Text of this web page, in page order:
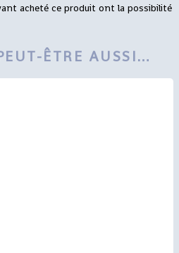
acheté ce produit ont la possibilité
ÊTRE AUSSI…